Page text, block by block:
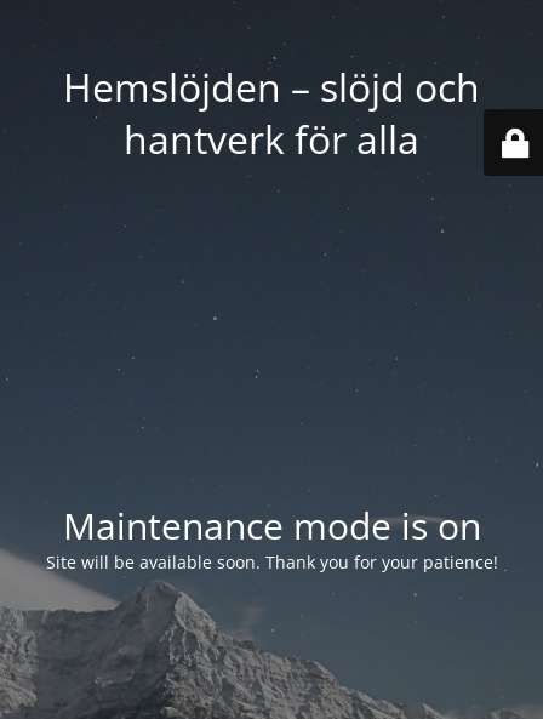
Hemslöjden – slöjd och
hantverk för alla
Maintenance mode is on
Site will be available soon. Thank you for your patience!